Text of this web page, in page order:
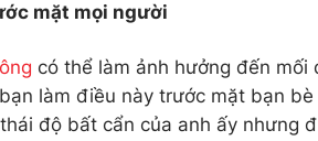
mặt mọi người
có thể làm ảnh hưởng đến
làm điều này trước mặt bạn
độ bất cẩn của anh ấy nhưng